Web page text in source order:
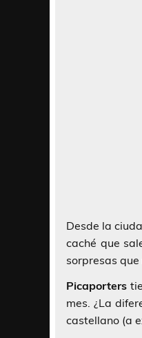
Desde la
caché que
sorpresas
Picaporters
mes. ¿La
castellano (a